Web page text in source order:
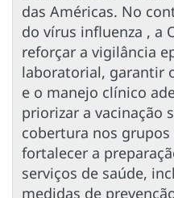
das Américas. No
do vírus influenza , a
reforçar a vigilância
laboratorial, garantir
e o manejo clínico
priorizar a vacinação
cobertura nos
fortalecer a
serviços de saúde,
medidas de